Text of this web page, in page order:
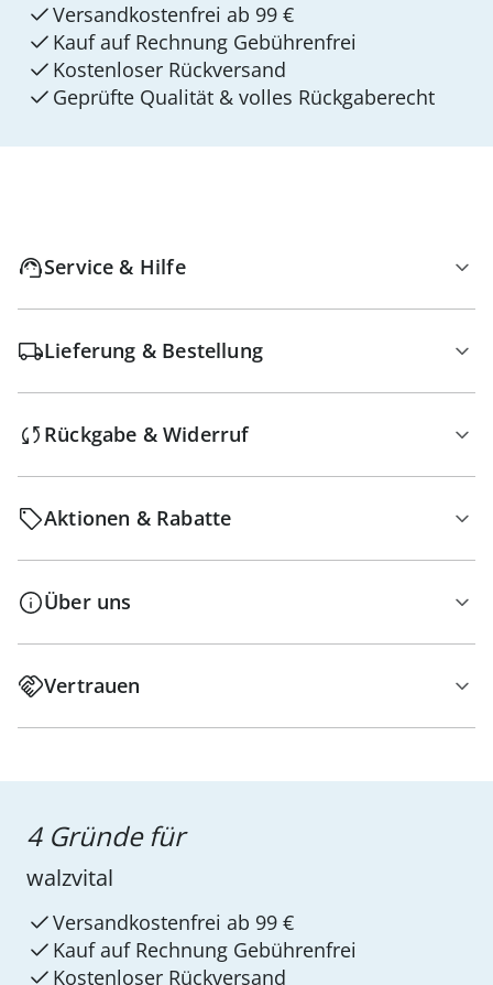
Versandkostenfrei ab 99 €
Kauf auf Rechnung Gebührenfrei
Kostenloser Rückversand
Geprüfte Qualität & volles Rückgaberecht
Service & Hilfe
Lieferung & Bestellung
Rückgabe & Widerruf
Aktionen & Rabatte
Über uns
Vertrauen
4 Gründe für
walzvital
Versandkostenfrei ab 99 €
Kauf auf Rechnung Gebührenfrei
Kostenloser Rückversand